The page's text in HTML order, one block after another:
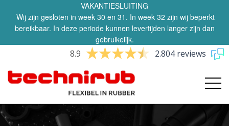
VAKANTIESLUITING
Wij zijn gesloten in week 30 en 31. In week 32 zijn wij beperkt
bereikbaar. In deze periode kunnen levertijden langer zijn dan
gebruikelijk.
8.9 2.804 reviews